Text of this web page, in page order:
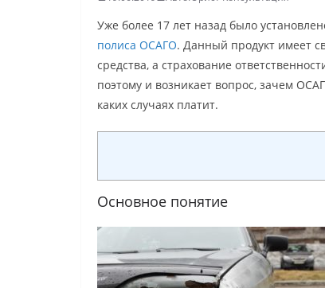
Уже более 17 лет назад было
полиса ОСАГО. Данный продукт имеет
средства, а страхование
поэтому и возникает вопрос, зачем
каких случаях платит.
Основное понятие